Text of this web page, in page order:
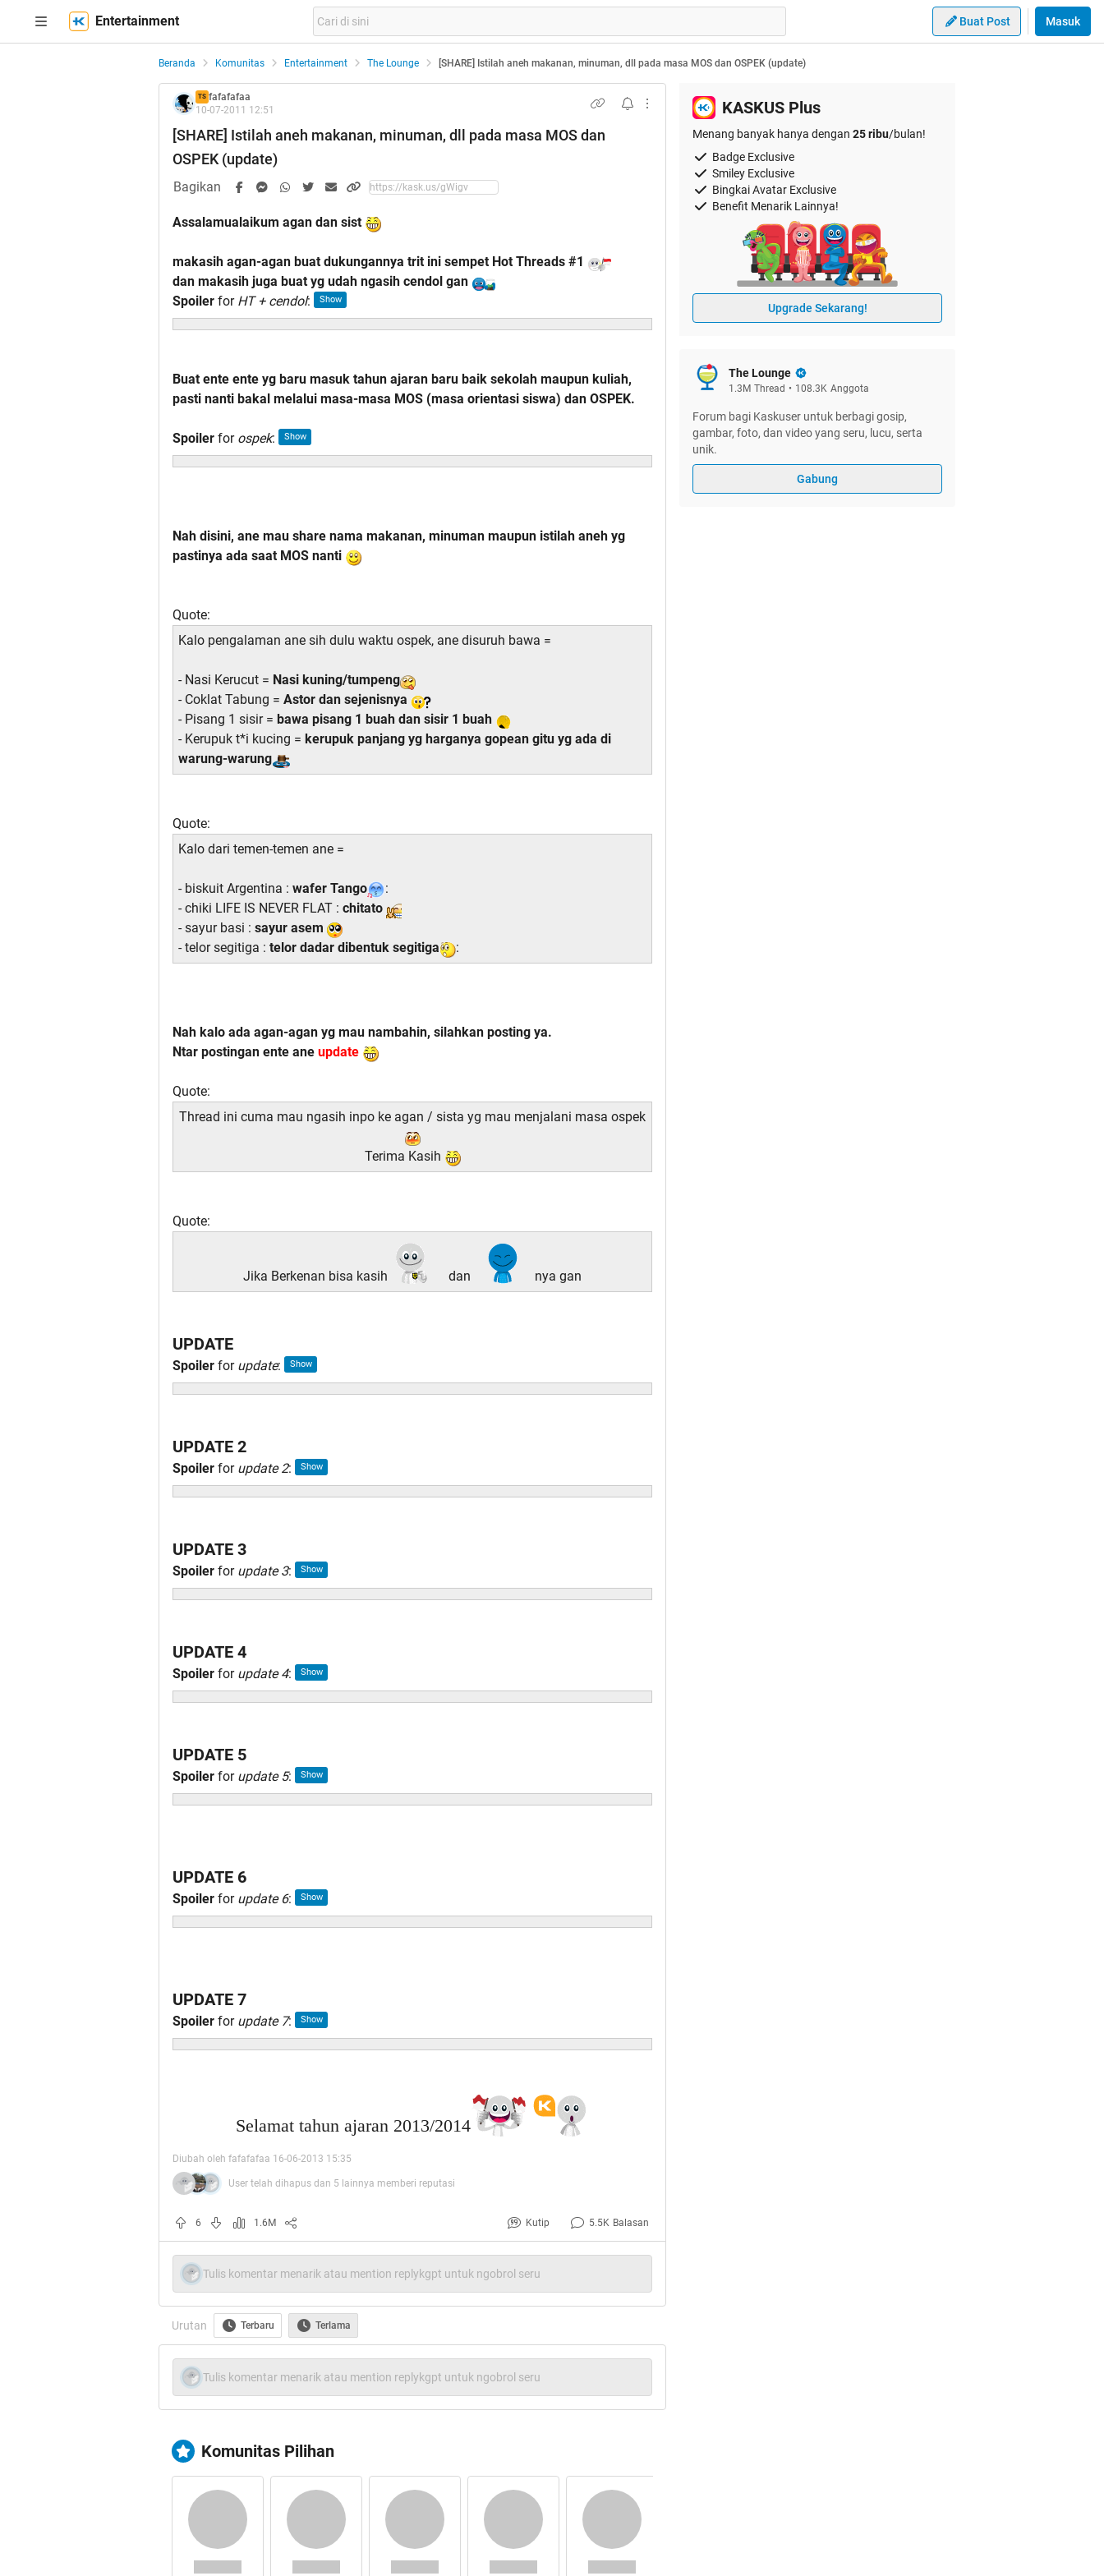
Entertainment Buat Post Masuk
Beranda Komunitas Entertainment The Lounge [SHARE] Istilah aneh makanan, minuman, dll pada masa MOS dan OSPEK (update)
TS fafafafaa
10-07-2011 12:51
[SHARE] Istilah aneh makanan, minuman, dll pada masa MOS dan
OSPEK (update)
Bagikan
Assalamualaikum agan dan sist
makasih agan-agan buat dukungannya trit ini sempet Hot Threads #1
dan makasih juga buat yg udah ngasih cendol gan
Spoiler for HT + cendol:
Buat ente ente yg baru masuk tahun ajaran baru baik sekolah maupun kuliah,
pasti nanti bakal melalui masa-masa MOS (masa orientasi siswa) dan OSPEK.
Spoiler for ospek:
Nah disini, ane mau share nama makanan, minuman maupun istilah aneh yg
pastinya ada saat MOS nanti
Quote:
Kalo pengalaman ane sih dulu waktu ospek, ane disuruh bawa =
- Nasi Kerucut = Nasi kuning/tumpeng
- Coklat Tabung = Astor dan sejenisnya
- Pisang 1 sisir = bawa pisang 1 buah dan sisir 1 buah
- Kerupuk t*i kucing = kerupuk panjang yg harganya gopean gitu yg ada di
warung-warung
Quote:
Kalo dari temen-temen ane =
- biskuit Argentina : wafer Tango
:
- chiki LIFE IS NEVER FLAT : chitato
- sayur basi : sayur asem
- telor segitiga : telor dadar dibentuk segitiga :
Nah kalo ada agan-agan yg mau nambahin, silahkan posting ya.
Ntar postingan ente ane update
Quote:
Thread ini cuma mau ngasih inpo ke agan / sista yg mau menjalani masa ospek
Terima Kasih
Quote:
Jika Berkenan bisa kasih dan nya gan
UPDATE
Spoiler for update:
UPDATE 2
Spoiler for update 2:
UPDATE 3
Spoiler for update 3:
UPDATE 4
Spoiler for update 4:
UPDATE 5
Spoiler for update 5:
UPDATE 6
Spoiler for update 6:
UPDATE 7
Spoiler for update 7:
Selamat tahun ajaran 2013/2014
Diubah oleh fafafafaa 16-06-2013 15:35
User telah dihapus dan 5 lainnya memberi reputasi
6 1.6M Kutip 5.5K Balasan
Tulis komentar menarik atau mention replykgpt untuk ngobrol seru
Urutan Terbaru Terlama
Tulis komentar menarik atau mention replykgpt untuk ngobrol seru
Komunitas Pilihan
KASKUS Plus
Menang banyak hanya dengan 25 ribu/bulan!
Badge Exclusive
Smiley Exclusive
Bingkai Avatar Exclusive
Benefit Menarik Lainnya!
Upgrade Sekarang!
The Lounge
1.3M Thread • 108.3K Anggota
Forum bagi Kaskuser untuk berbagi gosip,
gambar, foto, dan video yang seru, lucu, serta
unik.
Gabung